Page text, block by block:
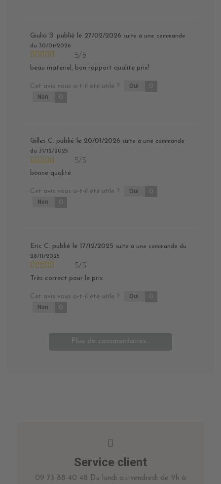
Giulia B. publié le 27/02/2026 suite à une commande
du 30/01/2026
5/5
beau materiel, bon rapport qualite prix!
Cet avis vous a-t-il été utile ? Oui 0
Non 0
Gilles C. publié le 20/01/2026 suite à une commande
du 31/12/2025
5/5
bonne qualité
Cet avis vous a-t-il été utile ? Oui 0
Non 0
Eric C. publié le 17/12/2025 suite à une commande du
28/11/2025
5/5
Très correct pour le prix
Cet avis vous a-t-il été utile ? Oui 0
Non 0
Plus de commentaires...
Service client
09 73 88 40 48 Du lundi au vendredi de 9h à